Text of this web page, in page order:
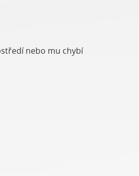
nebo mu chybí